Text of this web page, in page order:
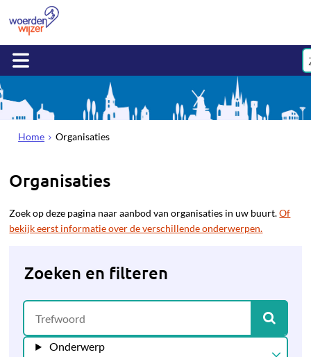
Home Organisaties
Organisaties
Zoek op deze pagina naar aanbod van organisaties in uw buurt.Of
bekijk eerst informatie over de verschillende onderwerpen.
Zoeken en filteren
Onderwerp